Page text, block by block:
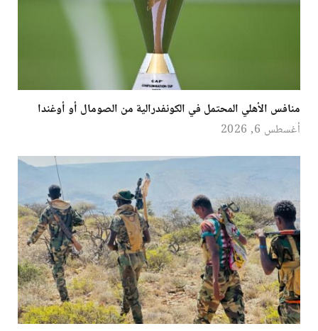
منافس الأهلي المحتمل في الكونفدرالية من الصومال أو أوغندا
أغسطس 6, 2026